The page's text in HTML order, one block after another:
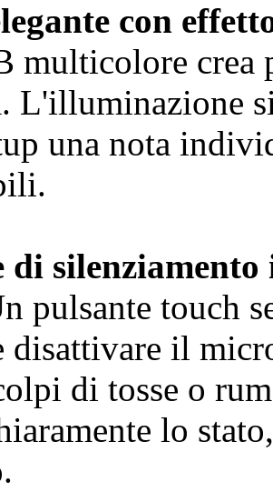
con
multicolore
L'illuminazione
una nota
di
pulsante touch
disattivare il
di tosse o
lo